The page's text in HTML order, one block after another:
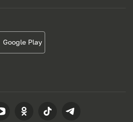
Google Play